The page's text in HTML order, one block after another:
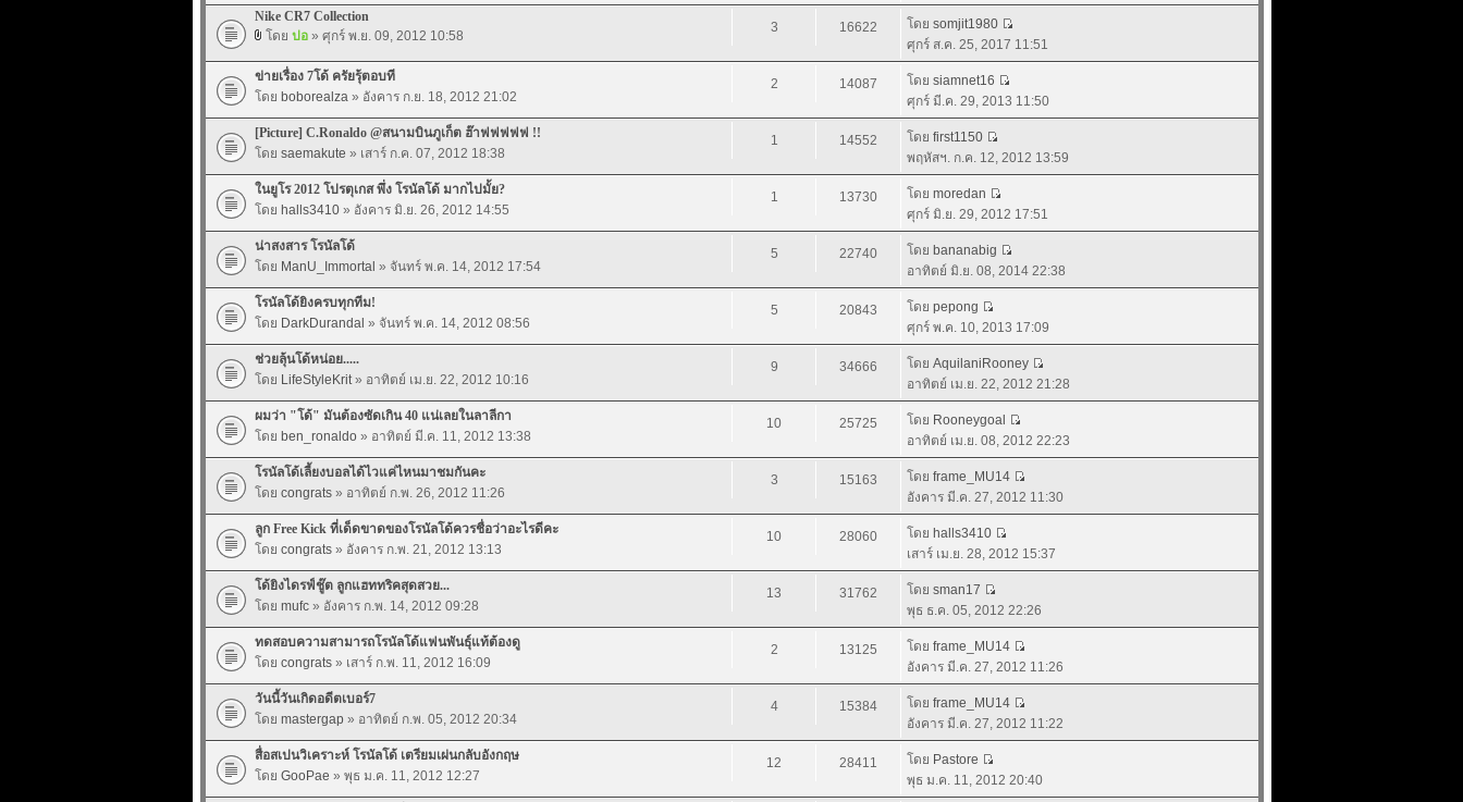
Nike CR7 Collection
โดย ปอ» ศุกร์ พ.ย. 09, 2012 10:58
3 16622 โดย somjit1980
ศุกร์ ส.ค. 25, 2017 11:51
ข่ายเรื่อง 7โด้ ครัยรุ้ตอบที
โดย boborealza» อังคาร ก.ย. 18, 2012 21:02
2 14087 โดย siamnet16
ศุกร์ มี.ค. 29, 2013 11:50
[Picture] C.Ronaldo @สนามบินภูเก็ต ฮ๊าฟฟฟฟฟ !!
โดย saemakute » เสาร์ ก.ค. 07, 2012 18:38
1 14552 โดย first1150
พฤหัสฯ. ก.ค. 12, 2012 13:59
ในยูโร 2012 โปรตุเกส พึ่ง โรนัลโด้ มากไปมั้ย?
โดย halls3410» อังคาร มิ.ย. 26, 2012 14:55
1 13730 โดย moredan
ศุกร์ มิ.ย. 29, 2012 17:51
น่าสงสาร โรนัลโด้
โดย ManU_Immortal » จันทร์ พ.ค. 14, 2012 17:54
5 22740 โดย bananabig
อาทิตย์ มิ.ย. 08, 2014 22:38
โรนัลโด้ยิงครบทุกทีม!
โดย DarkDurandal » จันทร์ พ.ค. 14, 2012 08:56
5 20843 โดย pepong
ศุกร์ พ.ค. 10, 2013 17:09
ช่วยลุ้นโด้หน่อย.....
โดย LifeStyleKrit» อาทิตย์ เม.ย. 22, 2012 10:16
9 34666 โดย AquilaniRooney
อาทิตย์ เม.ย. 22, 2012 21:28
ผมว่า "โด้" มันต้องซัดเกิน 40 แน่เลยในลาลีกา
โดย ben_ronaldo» อาทิตย์ มี.ค. 11, 2012 13:38
10 25725 โดย Rooneygoal
อาทิตย์ เม.ย. 08, 2012 22:23
โรนัลโด้เลี้ยงบอลได้ไวแค่ไหนมาชมกันคะ
โดย congrats» อาทิตย์ ก.พ. 26, 2012 11:26
3 15163 โดย frame_MU14
อังคาร มี.ค. 27, 2012 11:30
ลูก Free Kick ที่เด็ดขาดของโรนัลโด้ควรชื่อว่าอะไรดีคะ
โดย congrats» อังคาร ก.พ. 21, 2012 13:13
10 28060 โดย halls3410
เสาร์ เม.ย. 28, 2012 15:37
โด้ยิงไดรฟ์ชู๊ต ลูกแฮททริคสุดสวย...
โดย mufc» อังคาร ก.พ. 14, 2012 09:28
13 31762 โดย sman17
พุธ ธ.ค. 05, 2012 22:26
ทดสอบความสามารถโรนัลโด้แฟนพันธุ์แท้ต้องดู
โดย congrats» เสาร์ ก.พ. 11, 2012 16:09
2 13125 โดย frame_MU14
อังคาร มี.ค. 27, 2012 11:26
วันนี้วันเกิดอดีตเบอร์7
โดย mastergap » อาทิตย์ ก.พ. 05, 2012 20:34
4 15384 โดย frame_MU14
อังคาร มี.ค. 27, 2012 11:22
สื่อสเปนวิเคราะห์ โรนัลโด้ เตรียมเผ่นกลับอังกฤษ
โดย GooPae » พุธ ม.ค. 11, 2012 12:27
12 28411 โดย Pastore
พุธ ม.ค. 11, 2012 20:40